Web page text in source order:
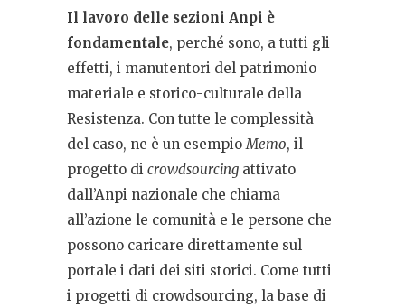
Il lavoro delle sezioni Anpi è
fondamentale, perché sono, a tutti gli
effetti, i manutentori del patrimonio
materiale e storico-culturale della
Resistenza. Con tutte le complessità
del caso, ne è un esempioMemo, il
progetto di crowdsourcing attivato
dall’Anpi nazionale che chiama
all’azione le comunità e le persone che
possono caricare direttamente sul
portale i dati dei siti storici. Come tutti
i progetti di crowdsourcing, la base di